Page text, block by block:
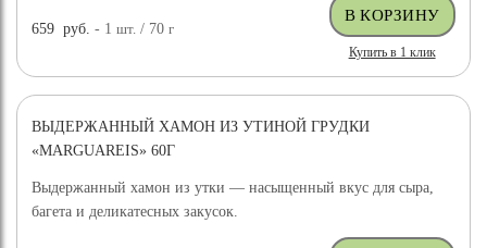
659 руб. - 1шт. / 70г
Купить в 1 клик
ВЫДЕРЖАННЫЙ ХАМОН ИЗ УТИНОЙ ГРУДКИ
«MARGUAREIS» 60Г
Выдержанный хамон из утки — насыщенный вкус для сыра,
багета и деликатесных закусок.